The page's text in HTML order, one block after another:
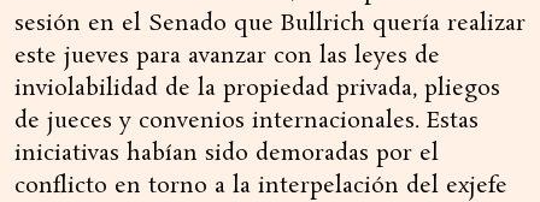
sesión en el Senado que Bullrich quería realizar
este jueves para avanzar con las leyes de
inviolabilidad de la propiedad privada, pliegos
de jueces y convenios internacionales. Estas
iniciativas habían sido demoradas por el
conflicto en torno a la interpelación del exjefe